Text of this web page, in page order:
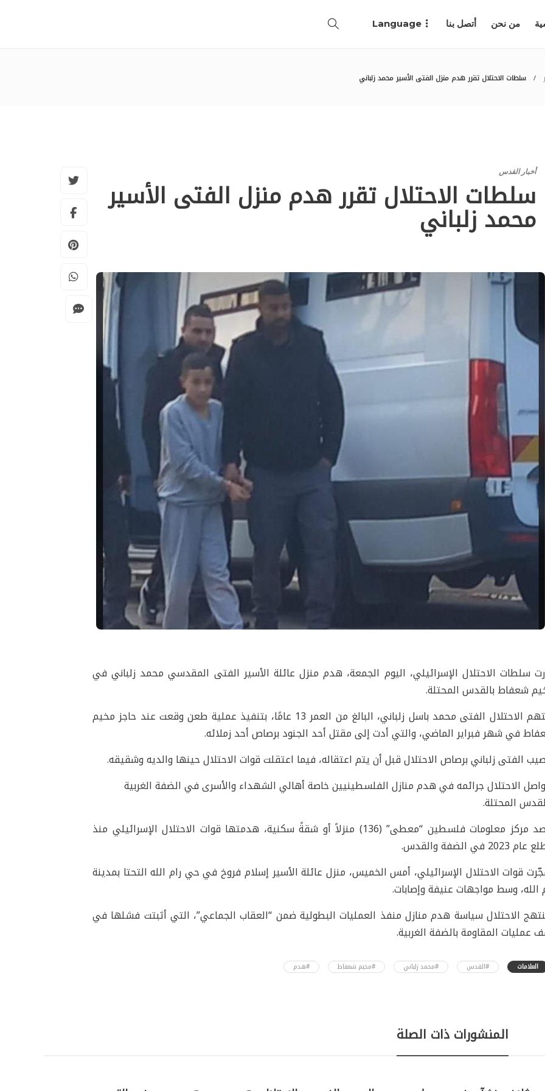
من نحن أتصل بنا Language
سلطات الاحتلال تقرر هدم منزل الفتى الأسير محمد زلباني
أخبار القدس
سلطات الاحتلال تقرر هدم منزل الفتى الأسير
محمد زلباني
سلطات الاحتلال الإسرائيلي، اليوم الجمعة، هدم منزل عائلة الأسير الفتى المقدسي محمد زلباني في
شعفاط بالقدس المحتلة.
ويتهم الاحتلال الفتى محمد باسل زلباني، البالغ من العمر 13 عامًا، بتنفيذ عملية طعن وقعت عند حاجز مخيم
في شهر فبراير الماضي، والتي أدت إلى مقتل أحد الجنود برصاص أحد زملائه.
الفتى زلباني برصاص الاحتلال قبل أن يتم اعتقاله، فيما اعتقلت قوات الاحتلال حينها والديه وشقيقه.
الاحتلال جرائمه في هدم منازل الفلسطينيين خاصة أهالي الشهداء والأسرى في الضفة الغربية
المحتلة.
ورصد مركز معلومات فلسطين “معطى” (136) منزلاً أو شقةً سكنية، هدمتها قوات الاحتلال الإسرائيلي منذ
2023 في الضفة والقدس.
قوات الاحتلال الإسرائيلي، أمس الخميس، منزل عائلة الأسير إسلام فروخ في حي رام الله التحتا بمدينة
الله، وسط مواجهات عنيفة وإصابات.
الاحتلال سياسة هدم منازل منفذ العمليات البطولية ضمن “العقاب الجماعي”، التي أثبتت فشلها في
عمليات المقاومة بالضفة الغربية.
العلامات #القدس #محمد زلباني #مخيم شعفاط #هدم
المنشورات ذات الصلة